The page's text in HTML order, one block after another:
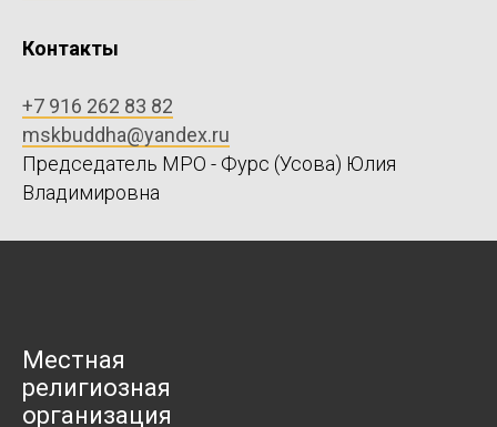
Контакты
+7 916 262 83 82
mskbuddha@yandex.ru
Председатель МРО - Фурс (Усова) Юлия
Владимировна
Местная
религиозная
организация